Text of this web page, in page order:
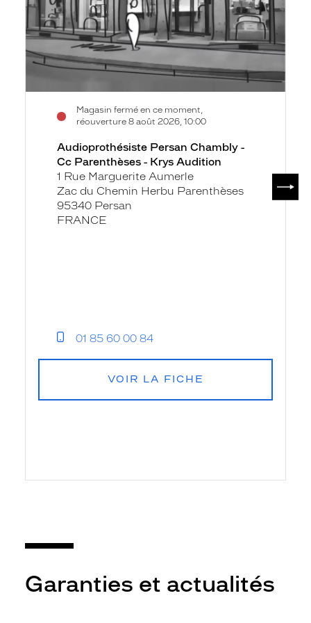
Parenthèses
-
Krys
Audition
Magasin fermé en ce moment,
réouverture 8 août 2026, 10:00
Audioprothésiste Persan Chambly -
Cc Parenthèses - Krys Audition
1 Rue Marguerite Aumerle
Zac du Chemin Herbu Parenthèses
95340 Persan
FRANCE
01 85 60 00 84
VOIR LA FICHE
Garanties et actualités